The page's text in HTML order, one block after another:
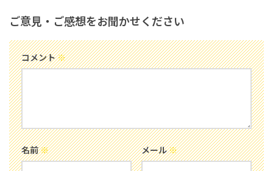
ご意見・ご感想をお聞かせください
コメント※
名前※ メール※